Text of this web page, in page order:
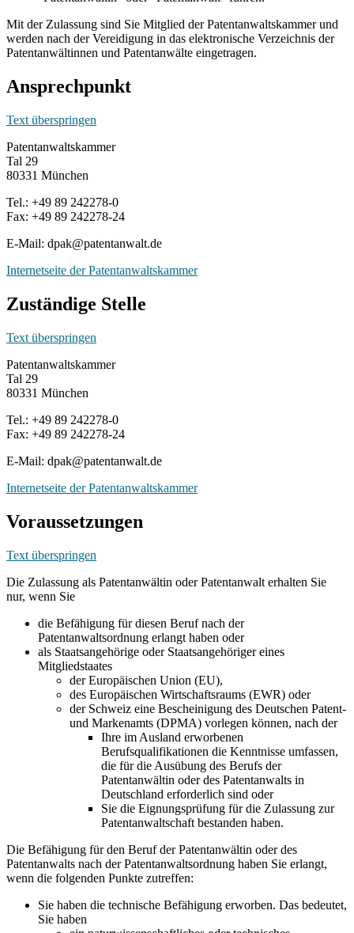
Mit der Zulassung sind Sie Mitglied der Patentanwaltskammer und
werden nach der Vereidigung in das elektronische Verzeichnis der
Patentanwältinnen und Patentanwälte eingetragen.
Ansprechpunkt
Text überspringen
Patentanwaltskammer
Tal 29
80331 München
Tel.: +49 89 242278-0
Fax: +49 89 242278-24
E-Mail: dpak@patentanwalt.de
Internetseite der Patentanwaltskammer
Zuständige Stelle
Text überspringen
Patentanwaltskammer
Tal 29
80331 München
Tel.: +49 89 242278-0
Fax: +49 89 242278-24
E-Mail: dpak@patentanwalt.de
Internetseite der Patentanwaltskammer
Voraussetzungen
Text überspringen
Die Zulassung als Patentanwältin oder Patentanwalt erhalten Sie
nur, wenn Sie
die Befähigung für diesen Beruf nach der
Patentanwaltsordnung erlangt haben oder
als Staatsangehörige oder Staatsangehöriger eines
Mitgliedstaates
der Europäischen Union (EU),
des Europäischen Wirtschaftsraums (EWR) oder
der Schweiz eine Bescheinigung des Deutschen Patent-
und Markenamts (DPMA) vorlegen können, nach der
Ihre im Ausland erworbenen
Berufsqualifikationen die Kenntnisse umfassen,
die für die Ausübung des Berufs der
Patentanwältin oder des Patentanwalts in
Deutschland erforderlich sind oder
Sie die Eignungsprüfung für die Zulassung zur
Patentanwaltschaft bestanden haben.
Die Befähigung für den Beruf der Patentanwältin oder des
Patentanwalts nach der Patentanwaltsordnung haben Sie erlangt,
wenn die folgenden Punkte zutreffen:
Sie haben die technische Befähigung erworben. Das bedeutet,
Sie haben